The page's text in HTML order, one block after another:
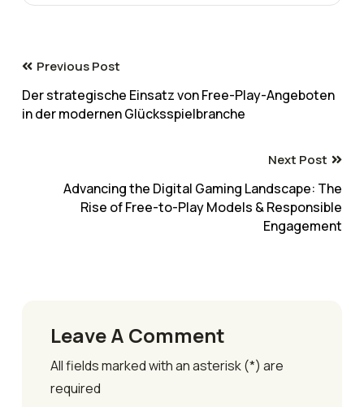
Previous Post
Der strategische Einsatz von Free-Play-Angeboten
in der modernen Glücksspielbranche
Next Post
Advancing the Digital Gaming Landscape: The
Rise of Free-to-Play Models & Responsible
Engagement
Leave A Comment
All fields marked with an asterisk (*) are
required